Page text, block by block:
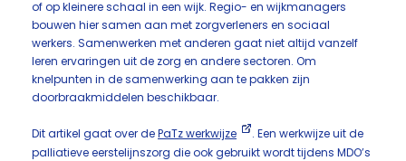
of op kleinere schaal in een wijk. Regio- en wijkmanagers
bouwen hier samen aan met zorgverleners en sociaal
werkers. Samenwerken met anderen gaat niet altijd vanzelf
leren ervaringen uit de zorg en andere sectoren. Om
knelpunten in de samenwerking aan te pakken zijn
doorbraakmiddelen beschikbaar.
Dit artikel gaat over dePaTz werkwijze
. Een werkwijze uit de
palliatieve eerstelijnszorg die ook gebruikt wordt tijdens MDO’s